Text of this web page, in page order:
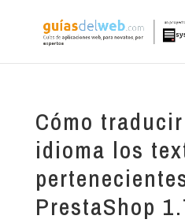
Cómo
idioma los
PrestaShop